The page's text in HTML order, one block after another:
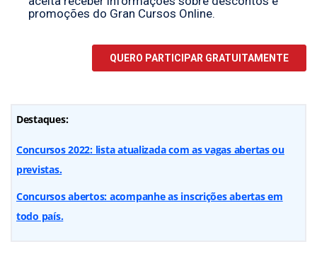
Destaques:
Concursos 2022: lista atualizada com as vagas abertas ou
previstas.
Concursos abertos: acompanhe as inscrições abertas em
todo país.